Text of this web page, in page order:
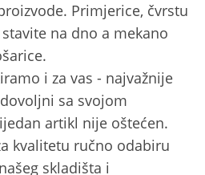
Primjerice, čvrstu
na dno a mekano
i za vas - najvažnije
sa svojom
artikl nije oštećen.
kvalitetu ručno odabiru
skladišta i